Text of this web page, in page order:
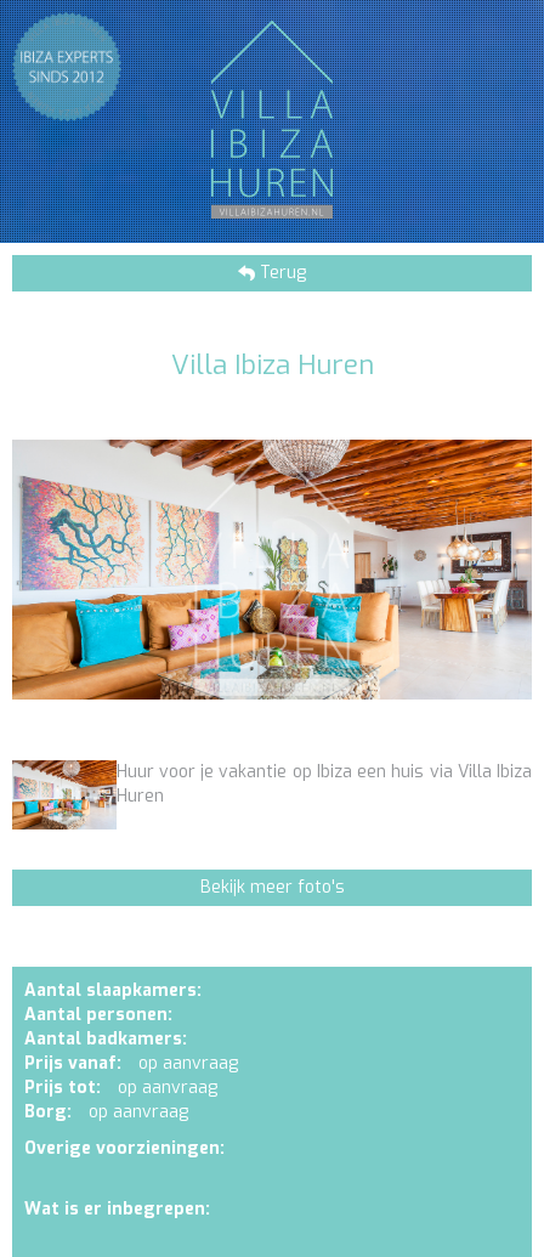
Terug
Villa Ibiza Huren
Huur voor je vakantie op Ibiza een huis via Villa Ibiza
Huren
Bekijk meer foto's
Aantal slaapkamers:
Aantal personen:
Aantal badkamers:
Prijs vanaf:
op aanvraag
Prijs tot:
op aanvraag
Borg:
op aanvraag
Overige voorzieningen:
Wat is er inbegrepen: